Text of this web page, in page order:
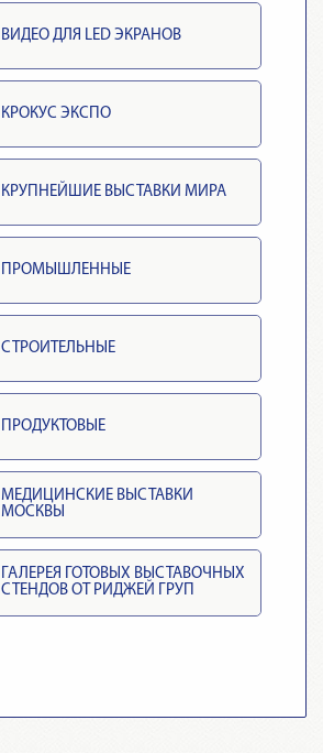
ВИДЕО ДЛЯ LED ЭКРАНОВ
КРОКУС ЭКСПО
КРУПНЕЙШИЕ ВЫСТАВКИ МИРА
ПРОМЫШЛЕННЫЕ
СТРОИТЕЛЬНЫЕ
ПРОДУКТОВЫЕ
МЕДИЦИНСКИЕ ВЫСТАВКИ
МОСКВЫ
ГАЛЕРЕЯ ГОТОВЫХ ВЫСТАВОЧНЫХ
СТЕНДОВ ОТ РИДЖЕЙ ГРУП